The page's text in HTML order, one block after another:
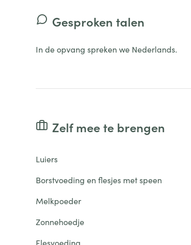
Gesproken talen
In de opvang spreken we Nederlands.
Zelf mee te brengen
Luiers
Borstvoeding en flesjes met speen
Melkpoeder
Zonnehoedje
Flesvoeding